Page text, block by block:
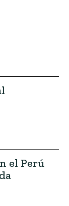
el Perú